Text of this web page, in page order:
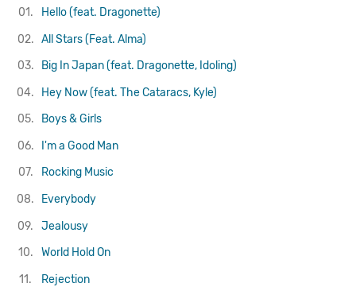
01.
Hello (feat. Dragonette)
02. All Stars (Feat. Alma)
03.
Big In Japan (feat. Dragonette, Idoling)
04.
Hey Now (feat. The Cataracs, Kyle)
05.
Boys & Girls
06.
I'm a Good Man
07.
Rocking Music
08.
Everybody
09.
Jealousy
10.
World Hold On
11.
Rejection